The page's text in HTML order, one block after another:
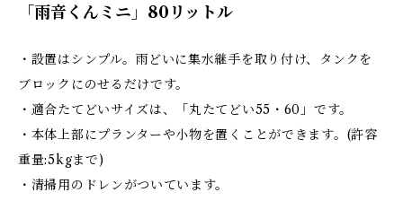
「雨音くんミニ」80リットル
・設置はシンプル。雨どいに集水継手を取り付け、タンクを
ブロックにのせるだけです。
・適合たてどいサイズは、「丸たてどい55・60」です。
・本体上部にプランターや小物を置くことができます。(許容
重量:5kgまで)
・清掃用のドレンがついています。